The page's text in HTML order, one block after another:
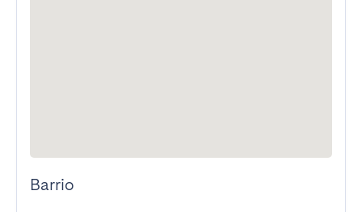
Barrio